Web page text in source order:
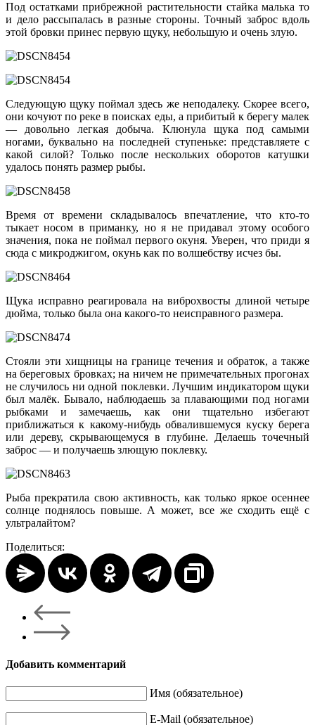
Под остатками прибрежной растительности стайка малька то
и дело рассыпалась в разные стороны. Точный заброс вдоль
этой бровки принес первую щуку, небольшую и очень злую.
Следующую щуку поймал здесь же неподалеку. Скорее всего,
они кочуют по реке в поисках еды, а прибитый к берегу малек
— довольно легкая добыча. Клюнула щука под самыми
ногами, буквально на последней ступеньке: представляете с
какой силой? Только после нескольких оборотов катушки
удалось понять размер рыбы.
Время от времени складывалось впечатление, что кто-то
тыкает носом в приманку, но я не придавал этому особого
значения, пока не поймал первого окуня. Уверен, что приди я
сюда с микроджигом, окунь как по волшебству исчез бы.
Щука исправно реагировала на виброхвосты длиной четыре
дюйма, только была она какого-то неисправного размера.
Стояли эти хищницы на границе течения и обраток, а также
на береговых бровках; на ничем не примечательных прогонах
не случилось ни одной поклевки. Лучшим индикатором щуки
был малёк. Бывало, наблюдаешь за плавающими под ногами
рыбками и замечаешь, как они тщательно избегают
приближаться к какому-нибудь обвалившемуся куску берега
или дереву, скрывающемуся в глубине. Делаешь точечный
заброс — и получаешь злющую поклевку.
Рыба прекратила свою активность, как только яркое осеннее
солнце поднялось повыше. А может, все же сходить ещё с
ультралайтом?
Поделиться:
Добавить комментарий
Имя (обязательное)
E-Mail (обязательное)